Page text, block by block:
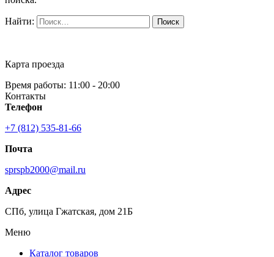
Найти:
Карта проезда
Время работы: 11:00 - 20:00
Контакты
Телефон
+7 (812) 535-81-66
Почта
sprspb2000@mail.ru
Адрес
СПб, улица Гжатская, дом 21Б
Меню
Каталог товаров